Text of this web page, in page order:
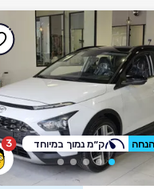
3 ק״מ נמוך במיוחד